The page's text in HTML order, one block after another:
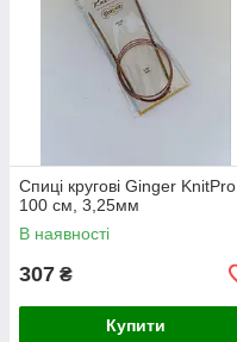
Спиці кругові Ginger KnitPro,
100 см, 3,25мм
В наявності
307 ₴
Купити